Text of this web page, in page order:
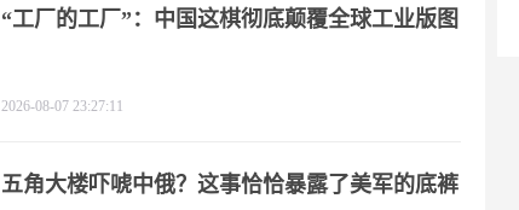
“工厂的工厂”：中国这棋彻底颠覆全球工业版图
2026-08-07 23:27:11
五角大楼吓唬中俄？这事恰恰暴露了美军的底裤